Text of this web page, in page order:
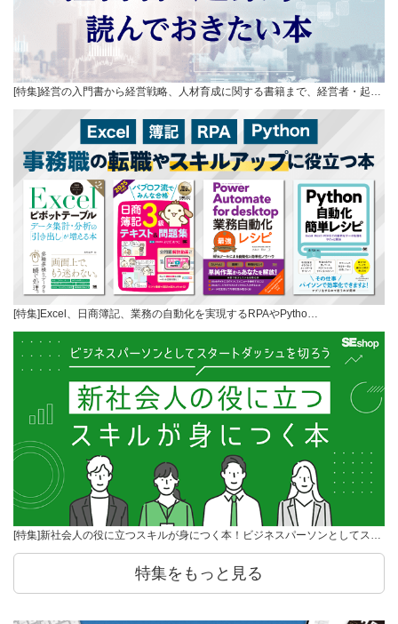
[特集]経営の入門書から経営戦略、人材育成に関する書籍まで、経営者・起…
[特集]Excel、日商簿記、業務の自動化を実現するRPAやPytho…
[特集]新社会人の役に立つスキルが身につく本！ビジネスパーソンとしてス…
特集をもっと見る